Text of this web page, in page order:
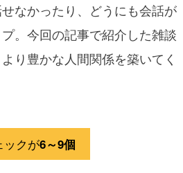
なかったり、どうにも会話が
。今回の記事で紹介した雑談
り豊かな人間関係を築いてく
ックが6～9個